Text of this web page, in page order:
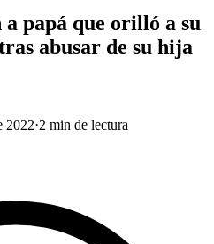
papá que orilló a su
abusar de su hija
2022·2 min de lectura